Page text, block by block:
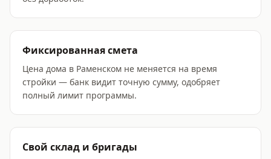
Фиксированная смета
Цена дома в Раменском не меняется на время
стройки — банк видит точную сумму, одобряет
полный лимит программы.
Свой склад и бригады